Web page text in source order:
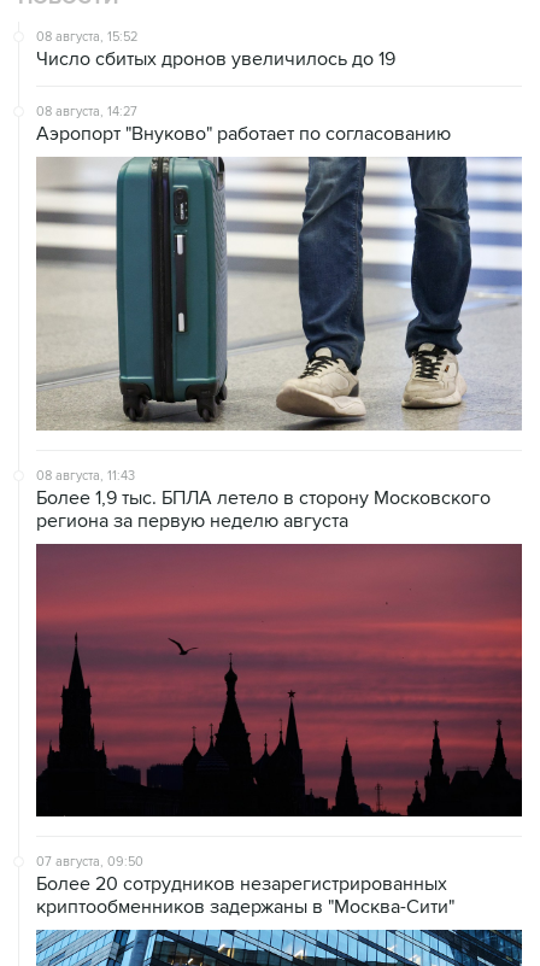
08 августа, 15:52
Число сбитых дронов увеличилось до 19
08 августа, 14:27
Аэропорт "Внуково" работает по согласованию
08 августа, 11:43
Более 1,9 тыс. БПЛА летело в сторону Московского
региона за первую неделю августа
07 августа, 09:50
Более 20 сотрудников незарегистрированных
криптообменников задержаны в "Москва-Сити"